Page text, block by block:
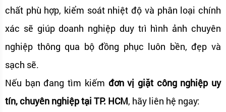
chất phù hợp, kiểm soát nhiệt độ và phân loại chính
xác sẽ giúp doanh nghiệp duy trì hình ảnh chuyên
nghiệp thông qua bộ đồng phục luôn bền, đẹp và
sạch sẽ.
Nếu bạn đang tìm kiếm đơn vị giặt công nghiệp uy
tín, chuyên nghiệp tại TP. HCM, hãy liên hệ ngay: